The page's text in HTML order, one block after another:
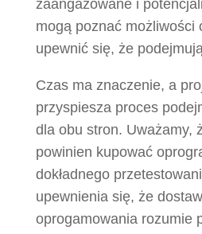
zaangażowane i
mogą poznać możliwości
upewnić się, że
Czas ma znaczenie, a
przyspiesza proces
dla obu stron. Uważamy,
powinien kupować
dokładnego
upewnienia się, że
oprogamowania rozumie